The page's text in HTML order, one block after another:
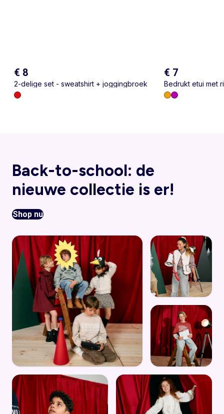
2-delige set - sweatshirt + joggingbroek
€ 8
Bedrukt etui met
€ 7
Back-to-school: de
nieuwe collectie is er!
Shop nu